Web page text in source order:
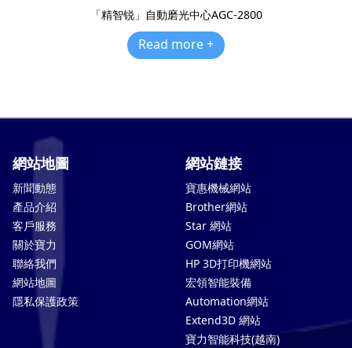
「精智锐」自動磨光中心AGC-2800
Read more +
網站地圖
新聞動態
產品介紹
客戶服務
關於寶力
聯絡我們
網站地圖
隱私保護政策
網站鏈接
寶惠機械網站
Brother網站
Star 網站
GOM網站
HP 3D打印機網站
宏領智能裝備
Automation網站
Extend3D 網站
寶力智能科技(越南)